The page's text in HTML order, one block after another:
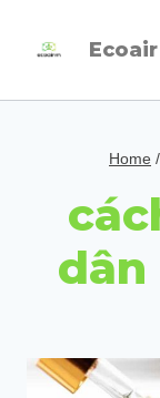
Home /
dân